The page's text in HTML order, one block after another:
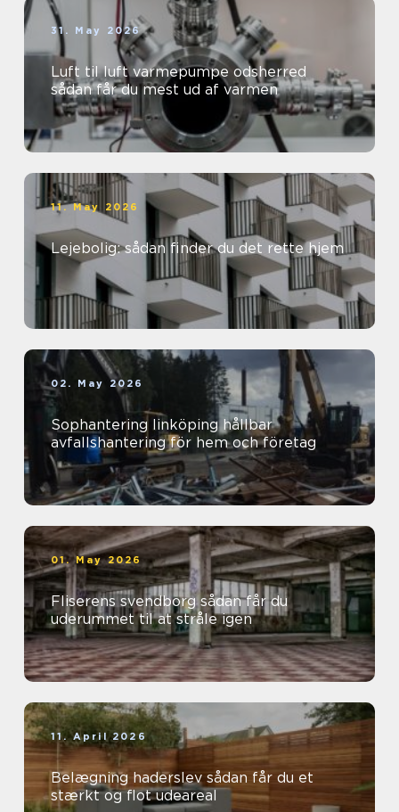
31. May 2026
Luft til luft varmepumpe odsherred
sådan får du mest ud af varmen
11. May 2026
Lejebolig: sådan finder du det rette hjem
02. May 2026
Sophantering linköping hållbar
avfallshantering för hem och företag
01. May 2026
Fliserens svendborg sådan får du
uderummet til at stråle igen
11. April 2026
Belægning haderslev sådan får du et
stærkt og flot udeareal